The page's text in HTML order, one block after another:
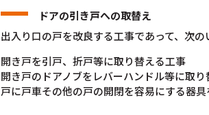
ドアの引き戸への取替え
出入り口の戸を改良する工事であって、次
開き戸を引戸、折戸等に取り替える工事
開き戸のドアノブをレバーハンドル等に取
戸に戸車その他の戸の開閉を容易にする器